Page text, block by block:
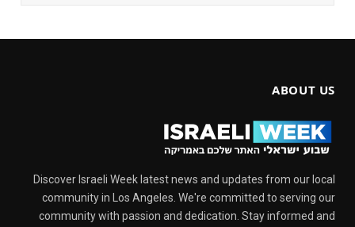
ABOUT US
Discover Israeli Week latest news and updates from our local
community in Los Angeles. We're committed to serving our
community with passion and dedication. Stay informed and